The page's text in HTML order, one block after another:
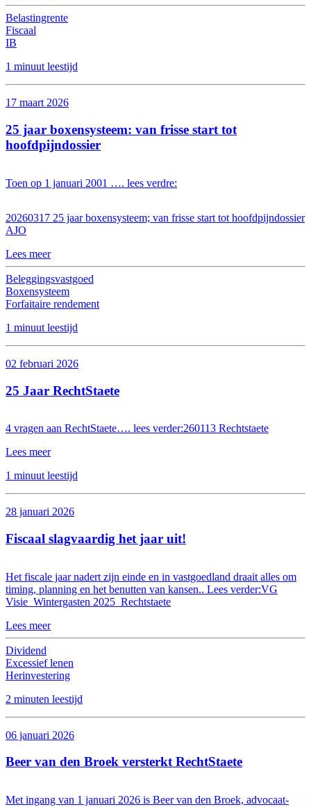
Belastingrente
Fiscaal
IB
1 minuut leestijd
17 maart 2026
25 jaar boxensysteem: van frisse start tot
hoofdpijndossier
Toen op 1 januari 2001 …. lees verdre:
20260317 25 jaar boxensysteem; van frisse start tot hoofdpijndossier
AJO
Lees meer
Beleggingsvastgoed
Boxensysteem
Forfaitaire rendement
1 minuut leestijd
02 februari 2026
25 Jaar RechtStaete
4 vragen aan RechtStaete…. lees verder:260113 Rechtstaete
Lees meer
1 minuut leestijd
28 januari 2026
Fiscaal slagvaardig het jaar uit!
Het fiscale jaar nadert zijn einde en in vastgoedland draait alles om
timing, planning en het benutten van kansen.. Lees verder:VG
Visie_Wintergasten 2025_Rechtstaete
Lees meer
Dividend
Excessief lenen
Herinvestering
2 minuten leestijd
06 januari 2026
Beer van den Broek versterkt RechtStaete
Met ingang van 1 januari 2026 is Beer van den Broek, advocaat-